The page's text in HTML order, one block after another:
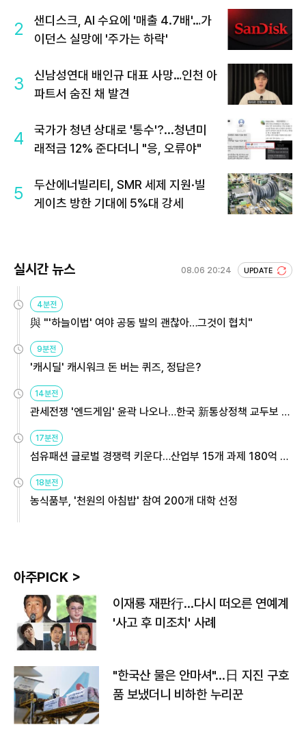
2
샌디스크, AI 수요에 '매출 4.7배'…가
이던스 실망에 '주가는 하락'
3
신남성연대 배인규 대표 사망…인천 아
파트서 숨진 채 발견
4
국가가 청년 상대로 '통수'?...청년미
래적금 12% 준다더니 "응, 오류야"
5
두산에너빌리티, SMR 세제 지원·빌
게이츠 방한 기대에 5%대 강세
실시간 뉴스 08.06 20:24 UPDATE
4분전
與 "'하늘이법' 여야 공동 발의 괜찮아…그것이 협치"
9분전
'캐시딜' 캐시워크 돈 버는 퀴즈, 정답은?
14분전
관세전쟁 '엔드게임' 윤곽 나오나…한국 新통상정책 교두보 활
17분전
섬유패션 글로벌 경쟁력 키운다…산업부 15개 과제 180억 지
18분전
농식품부, '천원의 아침밥' 참여 200개 대학 선정
아주PICK >
이재룡 재판行…다시 떠오른 연예계
'사고 후 미조치' 사례
"한국산 물은 안마셔"…日 지진 구호
품 보냈더니 비하한 누리꾼